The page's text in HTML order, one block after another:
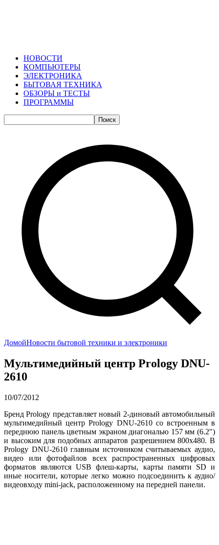
НОВОСТИ
КОМПЬЮТЕРЫ
ЭЛЕКТРОНИКА
БЫТОВАЯ ТЕХНИКА
ОБЗОРЫ и ТЕСТЫ
ПРОГРАММЫ
Поиск
ДомойНовости бытовой техники и электроники
Мультимедийный центр Prology DNU-
2610
10/07/2012
Бренд Prology представляет новый 2-диновый автомобильный
мультимедийный центр Prology DNU-2610 со встроенным в
переднюю панель цветным экраном диагональю 157 мм (6.2″)
и высоким для подобных аппаратов разрешением 800х480. В
Prology DNU-2610 главным источником считываемых аудио,
видео или фотофайлов всех распространенных цифровых
форматов являются USB флеш-карты, карты памяти SD и
иные носители, которые легко можно подсоединить к аудио/
видеовходу mini-jack, расположенному на передней панели.